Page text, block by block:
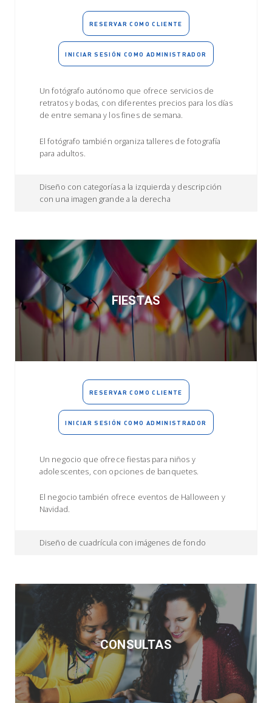
RESERVAR COMO CLIENTE
INICIAR SESIÓN COMO ADMINISTRADOR
Un fotógrafo autónomo que ofrece servicios de
retratos y bodas, con diferentes precios para los días
de entre semana y los fines de semana.
El fotógrafo también organiza talleres de fotografía
para adultos.
Diseño con categorías a la izquierda y descripción
con una imagen grande a la derecha
FIESTAS
RESERVAR COMO CLIENTE
INICIAR SESIÓN COMO ADMINISTRADOR
Un negocio que ofrece fiestas para niños y
adolescentes, con opciones de banquetes.
El negocio también ofrece eventos de Halloween y
Navidad.
Diseño de cuadrícula con imágenes de fondo
CONSULTAS